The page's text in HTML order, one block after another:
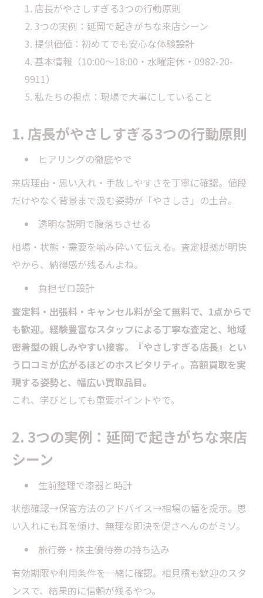
店長がやさしすぎる3つの行動原則
3つの実例：延岡で起きがちな来店シーン
提供価値：初めてでも安心な体験設計
基本情報（10:00〜18:00・水曜定休・0982-20-
9911）
私たちの視点：現場で大事にしていること
1. 店長がやさしすぎる3つの行動原則
ヒアリングの徹底やで
来店理由・思い入れ・手放しやすさを丁寧に確認。値段
だけやなく背景まで汲む姿勢が「やさしさ」の土台。
透明な説明で腹落ちさせる
相場・状態・需要を噛み砕いて伝える。査定根拠が明快
やから、納得感が残るんよね。
負担ゼロ設計
査定料・出張料・キャンセル料が全て無料で、1点からで
も歓迎。経験豊富なスタッフによる丁寧な査定と、地域
密着型の親しみやすい接客。『やさしすぎる店長』とい
う口コミが広がるほどのホスピタリティ。高額買取を実
現する姿勢と、幅広い買取品目。
これ、学びとしても重要ポイントやで。
2. 3つの実例：延岡で起きがちな来店
シーン
生前整理で漆器と時計
状態確認→保管方法のアドバイス→相場の幅を提示。思
い入れにも耳を傾け、無理な即決を促さへんのがミソ。
旅行券・株主優待券の持ち込み
有効期限や利用条件を一緒に確認。相見積も歓迎のスタ
ンスで、結果的に信頼が残るやつ。